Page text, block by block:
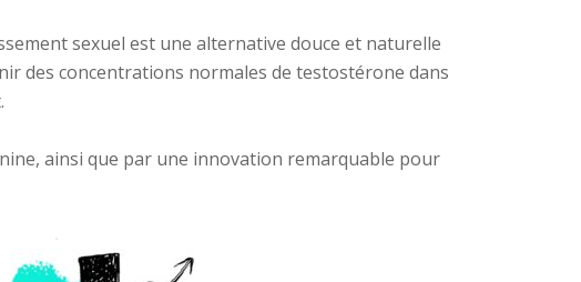
sexuel est une alternative douce et naturelle
des concentrations normales de testostérone dans
ainsi que par une innovation remarquable pour